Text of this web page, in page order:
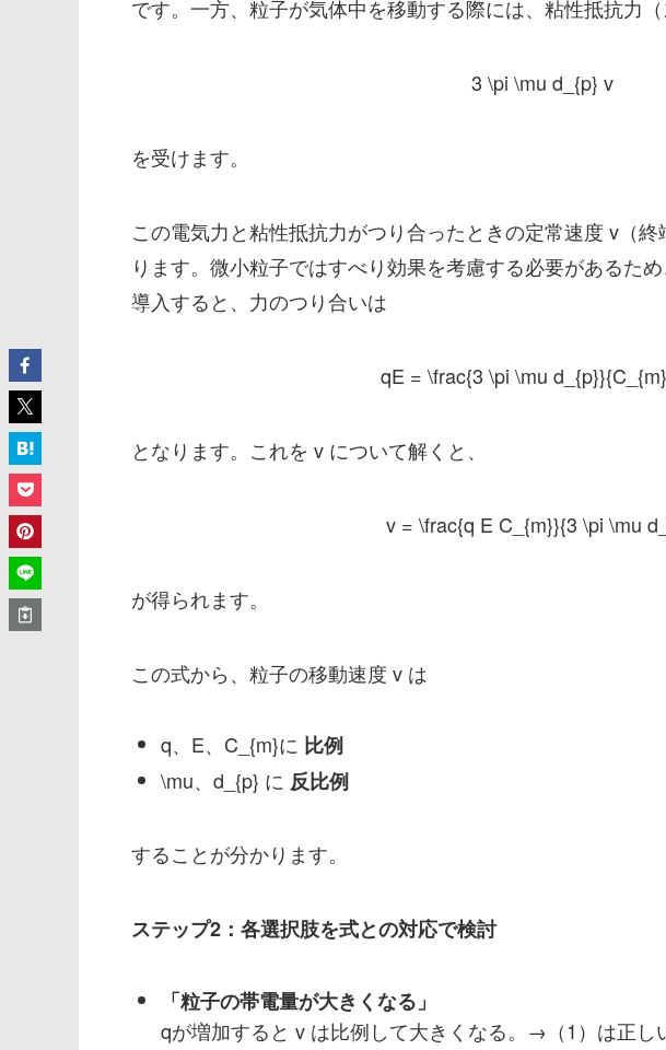
です。一方、粒子が気体中を移動する際には、粘性抵抗力（
3 \pi \mu d_{p} v
を受けます。
この電気力と粘性抵抗力がつり合ったときの定常速度 v （
ります。微小粒子ではすべり効果を考慮する必要があるた
導入すると、力のつり合いは
qE = \frac{3 \pi \mu
となります。これを v について解くと、
v = \frac{q E C_{m}}{3 \pi \mu
が得られます。
この式から、粒子の移動速度 v は
q、 E、 C_{m}に 比例
\mu、 d_{p} ​ に 反比例
することが分かります。
ステップ2：各選択肢を式との対応で検討
「粒子の帯電量が大きくなる」
qが増加すると v は比例して大きくなる。→（1）は正し